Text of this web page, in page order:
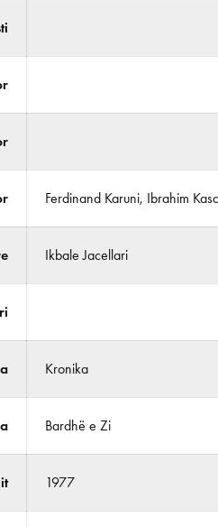
Ferdinand Karuni, Ibrahim
Ikbale Jacellari
Kronika
Bardhë e Zi
1977